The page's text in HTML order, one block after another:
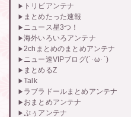
トリビアンテナ
まとめたった速報
ニュース星3つ！
海外いろいろアンテナ
2chまとめのまとめアンテナ
ニュー速VIPブログ(`･ω･´)
まとめるZ
Talk
ラブラドールまとめアンテナ
おまとめアンテナ
ぷぅアンテナ